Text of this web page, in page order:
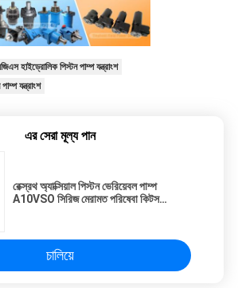
হাইড্রোলিক পিস্টন পাম্প যন্ত্রাংশ
যন্ত্রাংশ
এর সেরা মূল্য পান
রেক্স্রথ অ্যাক্সিয়াল পিস্টন ভেরিয়েবল পাম্প
A10VSO সিরিজ মেরামত পরিষেবা কিটস
চালিয়ে